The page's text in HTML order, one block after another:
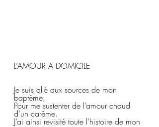
L’AMOUR A DOMICILE
Je suis allé aux sources de mon
baptême,
Pour me sustenter de l’amour chaud
d’un carême.
J’ai ainsi revisité toute l’histoire de mon